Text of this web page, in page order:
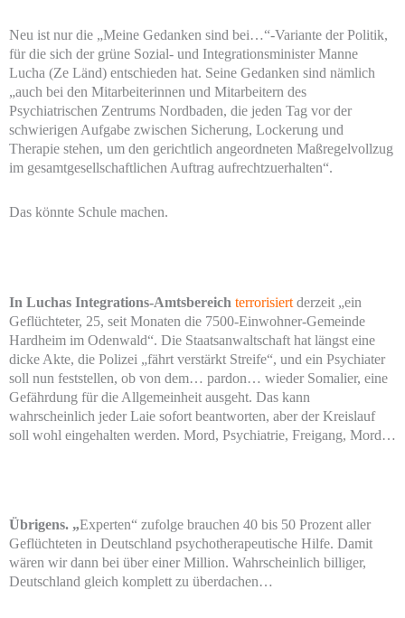
Neu ist nur die „Meine Gedanken sind bei…“-Variante der Politik,
für die sich der grüne Sozial- und Integrationsminister Manne
Lucha (Ze Länd) entschieden hat. Seine Gedanken sind nämlich
„auch bei den Mitarbeiterinnen und Mitarbeitern des
Psychiatrischen Zentrums Nordbaden, die jeden Tag vor der
schwierigen Aufgabe zwischen Sicherung, Lockerung und
Therapie stehen, um den gerichtlich angeordneten Maßregelvollzug
im gesamtgesellschaftlichen Auftrag aufrechtzuerhalten“.
Das könnte Schule machen.
In Luchas Integrations-Amtsbereich terrorisiertderzeit „ein
Geflüchteter, 25, seit Monaten die 7500-Einwohner-Gemeinde
Hardheim im Odenwald“. Die Staatsanwaltschaft hat längst eine
dicke Akte, die Polizei „fährt verstärkt Streife“, und ein Psychiater
soll nun feststellen, ob von dem… pardon… wieder Somalier, eine
Gefährdung für die Allgemeinheit ausgeht. Das kann
wahrscheinlich jeder Laie sofort beantworten, aber der Kreislauf
soll wohl eingehalten werden. Mord, Psychiatrie, Freigang, Mord…
Übrigens. „Experten“ zufolge brauchen 40 bis 50 Prozent aller
Geflüchteten in Deutschland psychotherapeutische Hilfe. Damit
wären wir dann bei über einer Million. Wahrscheinlich billiger,
Deutschland gleich komplett zu überdachen…